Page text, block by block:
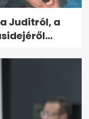
Juditról, a